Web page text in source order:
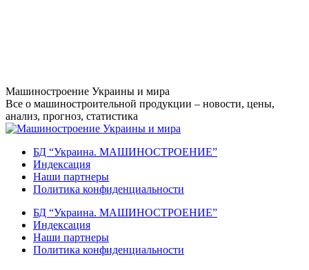
Перейти
к
содержанию
Машиностроение Украины и мира
Все о машиностроительной продукции – новости, цены,
анализ, прогноз, статистика
БД “Украина. МАШИНОСТРОЕНИЕ”
Индекcация
Наши партнеры
Политика конфиденциальности
БД “Украина. МАШИНОСТРОЕНИЕ”
Индекcация
Наши партнеры
Политика конфиденциальности